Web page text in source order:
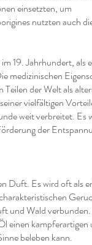
einsetzten, um
nutzten auch
19. Jahrhundert, als
medizinischen
der Welt als
vielfältigen
weit verbreitet. Es
der
Duft. Es wird oft als
und Wald
einen kampferartigen
beleben kann.